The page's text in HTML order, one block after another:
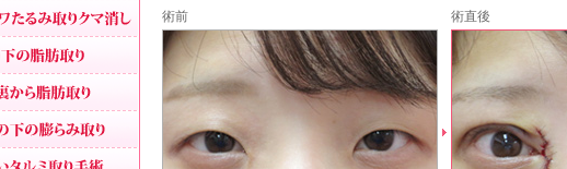
目の下のシワたるみ取りクマ消し
目の下の脂肪取り
目の裏から脂肪取り
目袋目の下の膨らみ取り
切らないタルミ取り手術
術前 術直後